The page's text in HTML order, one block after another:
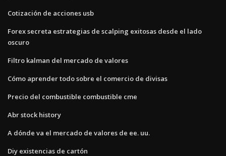
Cotización de acciones usb
Forex secreta estrategias de scalping exitosas desde el lado
oscuro
Filtro kalman del mercado de valores
Cómo aprender todo sobre el comercio de divisas
Precio del combustible combustible cme
Abr stock history
A dónde va el mercado de valores de ee. uu.
Diy existencias de cartón